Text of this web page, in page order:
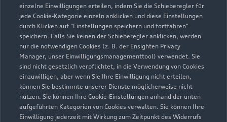
einzelne Einwilligungen erteilen, indem Sie die Schieberegler für
jede Cookie-Kategorie einzeln anklicken und diese Einstellungen
durch Klicken auf "Einstellungen speichern und fortfahren"
speichern. Falls Sie keinen der Schieberegler anklicken, werden
nur die notwendigen Cookies (z. B. der Ensighten Privacy
Manager, unser Einwilligungsmanagementtool) verwendet. Sie
sind nicht gesetzlich verpflichtet, in die Verwendung von Cookies
einzuwilligen, aber wenn Sie Ihre Einwilligung nicht erteilen,
können Sie bestimmte unserer Dienste möglicherweise nicht
nutzen. Sie können Ihre Cookie-Einstellungen anhand der unten
aufgeführten Kategorien von Cookies verwalten. Sie können Ihre
Einwilligung jederzeit mit Wirkung zum Zeitpunkt des Widerrufs
03561 43770
info@autohaus-ruprecht.eu
Kontaktdaten herunterladen
Öffnungszeiten